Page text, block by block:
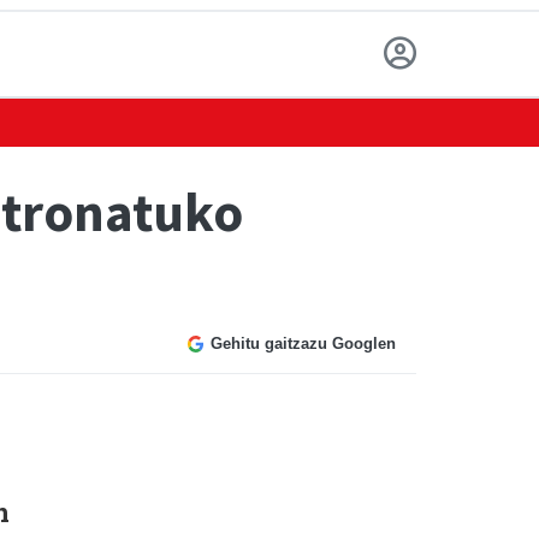
Gehitu gaitzazu Googlen